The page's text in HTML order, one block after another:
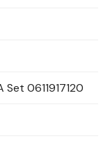
Set 0611917120